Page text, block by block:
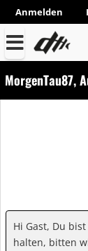
Anmelden
MorgenTau87,
Hi Gast, Du
halten, bitten